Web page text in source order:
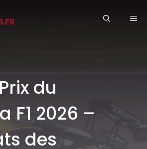
du
F1 2026 –
des